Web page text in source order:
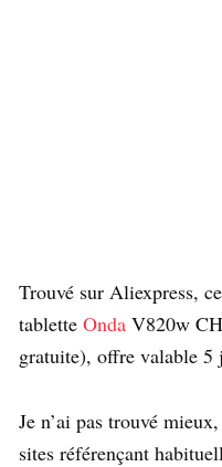
Trouvé sur Aliexpress,
tablette Onda V820w
gratuite), offre valable 5
Je n’ai pas trouvé
sites référençant